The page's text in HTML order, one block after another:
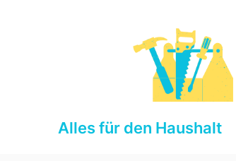
Alles für den Haushalt